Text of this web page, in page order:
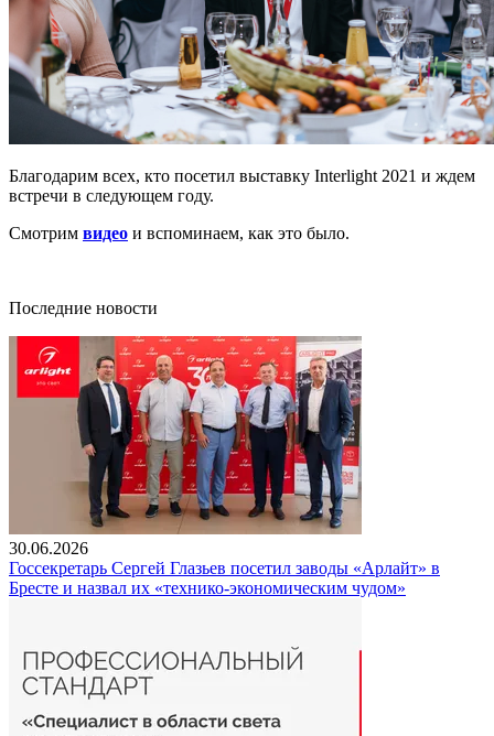
Благодарим всех, кто посетил выставку Interlight 2021 и ждем
встречи в следующем году.
Смотрим видео и вспоминаем, как это было.
Последние новости
30.06.2026
Госсекретарь Сергей Глазьев посетил заводы «Арлайт» в
Бресте и назвал их «технико-экономическим чудом»